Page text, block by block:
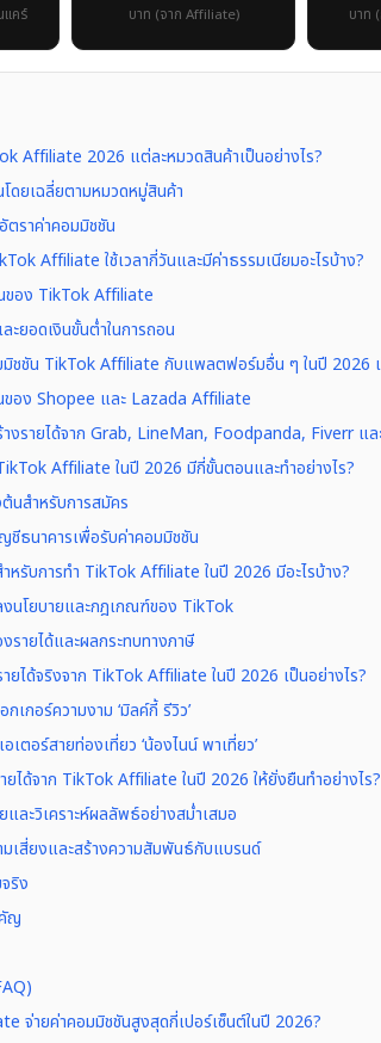
แคร์ บาท (จาก Affiliate) บาท
Affiliate 2026 แต่ละหมวดสินค้าเป็นอย่างไร?
ดยเฉลี่ยตามหมวดหมู่สินค้า
ราค่าคอมมิชชัน
Affiliate ใช้เวลากี่วันและมีค่าธรรมเนียมอะไรบ้าง?
ของ TikTok Affiliate
ะยอดเงินขั้นต่ำในการถอน
มิชชัน TikTok Affiliate กับแพลตฟอร์มอื่น ๆ ในปี 2026 เ
ของ Shopee และ Lazada Affiliate
างรายได้จาก Grab, LineMan, Foodpanda, Fiverr แ
Affiliate ในปี 2026 มีกี่ขั้นตอนและทำอย่างไร?
นสำหรับการสมัคร
ชีธนาคารเพื่อรับค่าคอมมิชชัน
หรับการทำ TikTok Affiliate ในปี 2026 มีอะไรบ้าง?
นโยบายและกฎเกณฑ์ของ TikTok
รายได้และผลกระทบทางภาษี
ยได้จริงจาก TikTok Affiliate ในปี 2026 เป็นอย่างไร?
เกอร์ความงาม ‘มิลค์กี้ รีวิว’
เตอร์สายท่องเที่ยว ‘น้องไนน์ พาเที่ยว’
ยได้จาก TikTok Affiliate ในปี 2026 ให้ยั่งยืนทำอย่างไร?
และวิเคราะห์ผลลัพธ์อย่างสม่ำเสมอ
มเสี่ยงและสร้างความสัมพันธ์กับแบรนด์
ริง
ญ
จ่ายค่าคอมมิชชันสูงสุดกี่เปอร์เซ็นต์ในปี 2026?